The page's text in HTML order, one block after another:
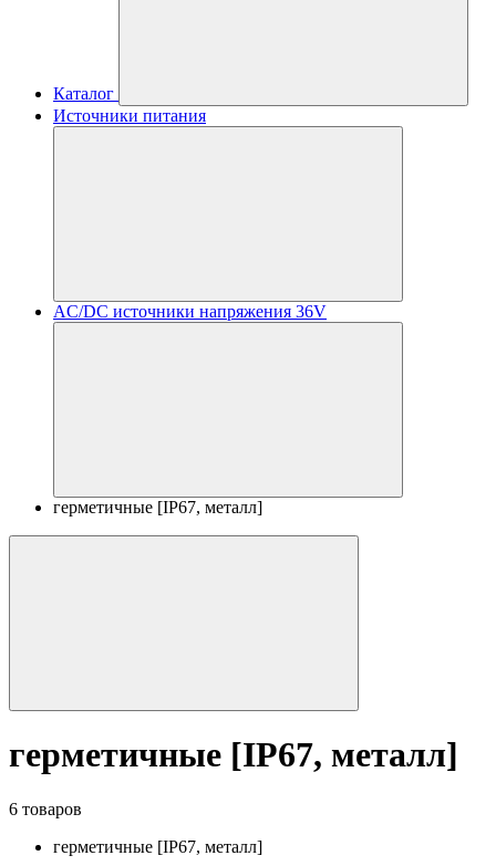
Каталог
Источники питания
AC/DC источники напряжения 36V
герметичные [IP67, металл]
герметичные [IP67, металл]
6 товаров
герметичные [IP67, металл]